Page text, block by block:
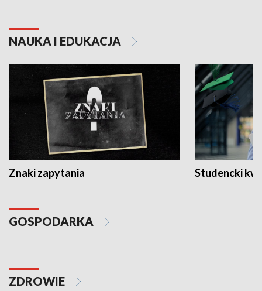
NAUKA I EDUKACJA
Znaki zapytania Studencki
GOSPODARKA
ZDROWIE